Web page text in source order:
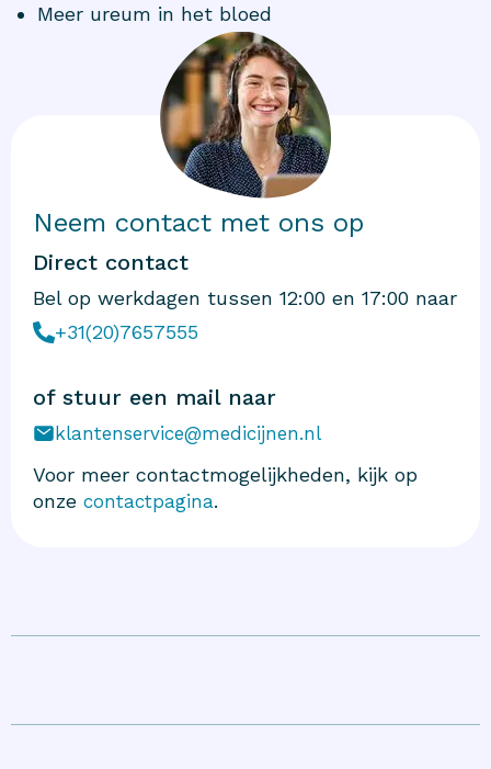
Meer ureum in het bloed
Neem contact met ons op
Direct contact
Bel op werkdagen tussen 12:00 en 17:00 naar
+31(20)7657555
of stuur een mail naar
klantenservice@medicijnen.nl
Voor meer contactmogelijkheden, kijk op
onze contactpagina.